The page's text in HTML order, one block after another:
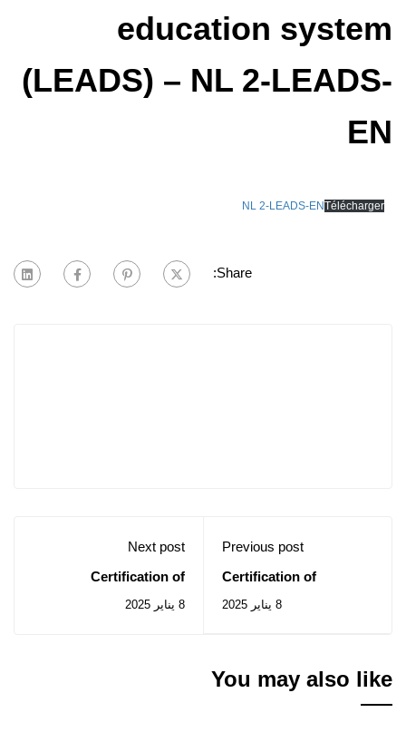
education system
(LEADS) – NL 2-LEADS-
EN
NL 2-LEADS-ENTélécharger
Share:
Previous post
Certification of
entrepreneurial and
(LEADS) - NL 2-LEADS-
8 يناير 2025
Next post
Certification of
entrepreneurial and
8 يناير 2025
You may also like